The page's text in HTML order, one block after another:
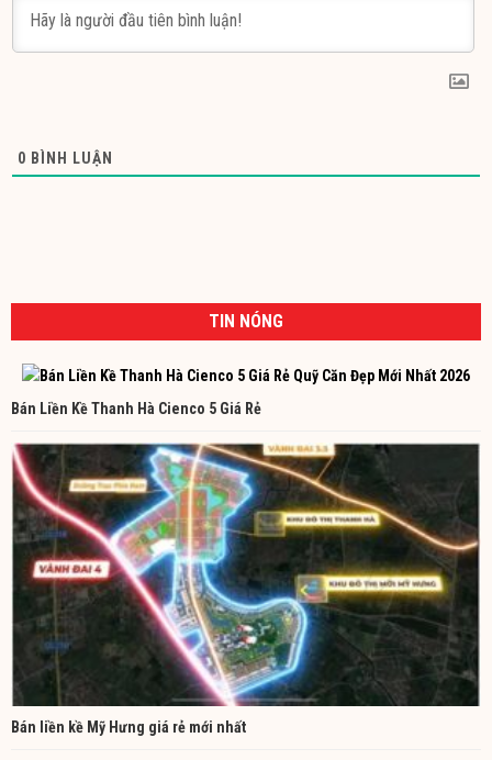
0 BÌNH LUẬN
TIN NÓNG
Bán Liền Kề Thanh Hà Cienco 5 Giá Rẻ
Bán liền kề Mỹ Hưng giá rẻ mới nhất